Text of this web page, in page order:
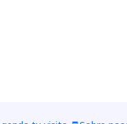
y a la que
capturado muere
tarde las